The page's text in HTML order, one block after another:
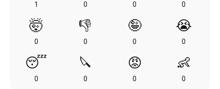
1 0 0 0
🤯
0
👎
0
🤪
0
😭
0
😴
0
🔪
0
😡
0
👶
0